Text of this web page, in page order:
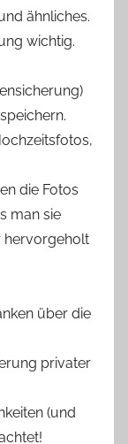
ähnliches.
wichtig.
die Fotos
man sie
hervorgeholt
über die
privater
(und